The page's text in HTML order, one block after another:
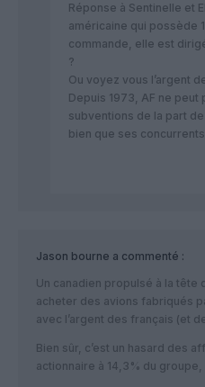
Réponse à Sentinelle et
américaine qui possède
commande, elle est
?
Ou voyez vous l’argent
Depuis 1973, AF ne
subventions de la part de
bien que ses
Jason bourne a commenté :
Un canadien propulsé à la tête
acheter des avions fabriqués
avec l’argent des français (et
Bien sûr, c’est un hasard des
actionnaire à 14,3% du